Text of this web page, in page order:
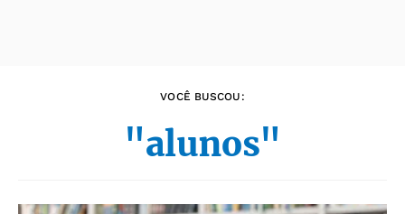
VOCÊ BUSCOU:
"alunos"